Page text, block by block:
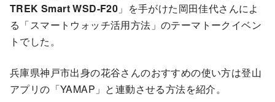
TREK Smart WSD-F20 」を手がけた岡田佳代さんによ
る「スマートウォッチ活用方法」のテーマトークイベン
トでした。
兵庫県神戸市出身の花谷さんのおすすめの使い方は登山
アプリの「YAMAP」と連動させる方法を紹介。